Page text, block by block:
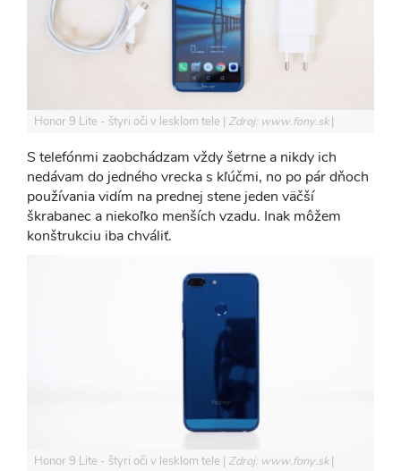
Honor 9 Lite - štyri oči v lesklom tele Zdroj: www.fony.sk
S telefónmi zaobchádzam vždy šetrne a nikdy ich
nedávam do jedného vrecka s kľúčmi, no po pár dňoch
používania vidím na prednej stene jeden väčší
škrabanec a niekoľko menších vzadu. Inak môžem
konštrukciu iba chváliť.
Honor 9 Lite - štyri oči v lesklom tele Zdroj: www.fony.sk